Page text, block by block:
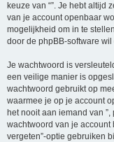
keuze van “”. Je hebt
van je account openbaar
mogelijkheid om in te
door de phpBB-software
Je wachtwoord is
een veilige manier is
wachtwoord gebruikt op
waarmee je op je account
het nooit aan iemand van
wachtwoord van je account
vergeten”-optie gebruiken